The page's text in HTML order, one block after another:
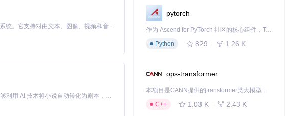
高质量识别结果。
MiniMax H3 是一个通用的全模态生成系统。它支持对由文本、图像、视频和音频组成的多模态上下文进行统一理解，并能生成分辨率高达 2K、时长可达 15 秒的带原生立体声音频的视频。得益于面向任务泛化的系统设计，H3 在预训练阶段就已具备广泛的多模态上下文理解与生成能力，能够出色地执行复杂的多模态指令。
Toonflow 是一款 AI 短剧漫剧工具，能够利用 AI 技术将小说自动转化为剧本，并结合 AI 生成的图片和视频，实现高效的短剧创作。借助 Toonflow，可以轻松完成从文字到影像的全流程，让短剧制作变得更加智能与便捷。
pytorch
作为 Ascend for PyTorch 社区的核心组件，TorchNPU 是昇腾专为 PyTorch 打造的深度学习适配插件，使 PyTorch 框架能够直接调用昇腾 NPU，为开发者提供昇腾 AI 处理器的超强算力。
Python
829 1.26 K
ops-transformer
本项目是CANN提供的transformer类大模型算子库，实现网络在NPU上加速计算。
C++
1.03 K 2.43 K